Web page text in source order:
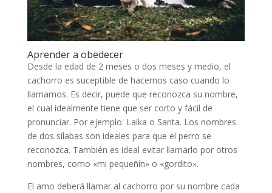
Aprender a obedecer
Desde la edad de 2 meses o dos meses y medio, el
cachorro es suceptible de hacernos caso cuando lo
llamamos. Es decir, puede que reconozca su nombre,
el cual idealmente tiene que ser corto y fácil de
pronunciar. Por ejemplo: Laika o Santa. Los nombres
de dos sílabas son ideales para que el perro se
reconozca. También es ideal evitar llamarlo por otros
nombres, como «mi pequeñín» o «gordito».
El amo deberá llamar al cachorro por su nombre cada